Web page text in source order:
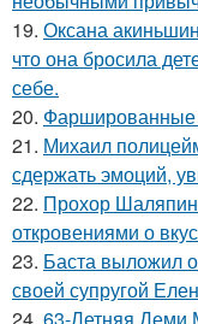
19. Оксана
что она бросила
себе.
20.
21. Михаил
сдержать эмоций,
22. Прохор Шаляпин
откровениями о
23. Баста выложил
своей супругой
24. 63-Летняя Деми